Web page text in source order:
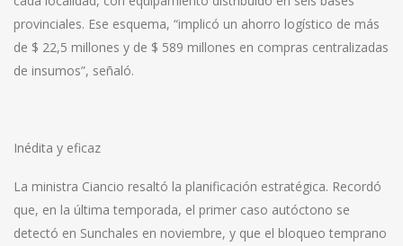
provinciales. Ese esquema, “implicó un ahorro logístico de más
de $ 22,5 millones y de $ 589 millones en compras centralizadas
de insumos”, señaló.
Inédita y eficaz
La ministra Ciancio resaltó la planificación estratégica. Recordó
que, en la última temporada, el primer caso autóctono se
detectó en Sunchales en noviembre, y que el bloqueo temprano